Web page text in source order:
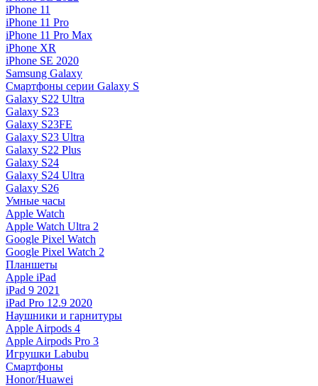
iPhone 11
iPhone 11 Pro
iPhone 11 Pro Max
iPhone XR
iPhone SE 2020
Samsung Galaxy
Смартфоны серии Galaxy S
Galaxy S22 Ultra
Galaxy S23
Galaxy S23FE
Galaxy S23 Ultra
Galaxy S22 Plus
Galaxy S24
Galaxy S24 Ultra
Galaxy S26
Умные часы
Apple Watch
Apple Watch Ultra 2
Google Pixel Watch
Google Pixel Watch 2
Планшеты
Apple iPad
iPad 9 2021
iPad Pro 12.9 2020
Наушники и гарнитуры
Apple Airpods 4
Apple Airpods Pro 3
Игрушки Labubu
Смартфоны
Honor/Huawei